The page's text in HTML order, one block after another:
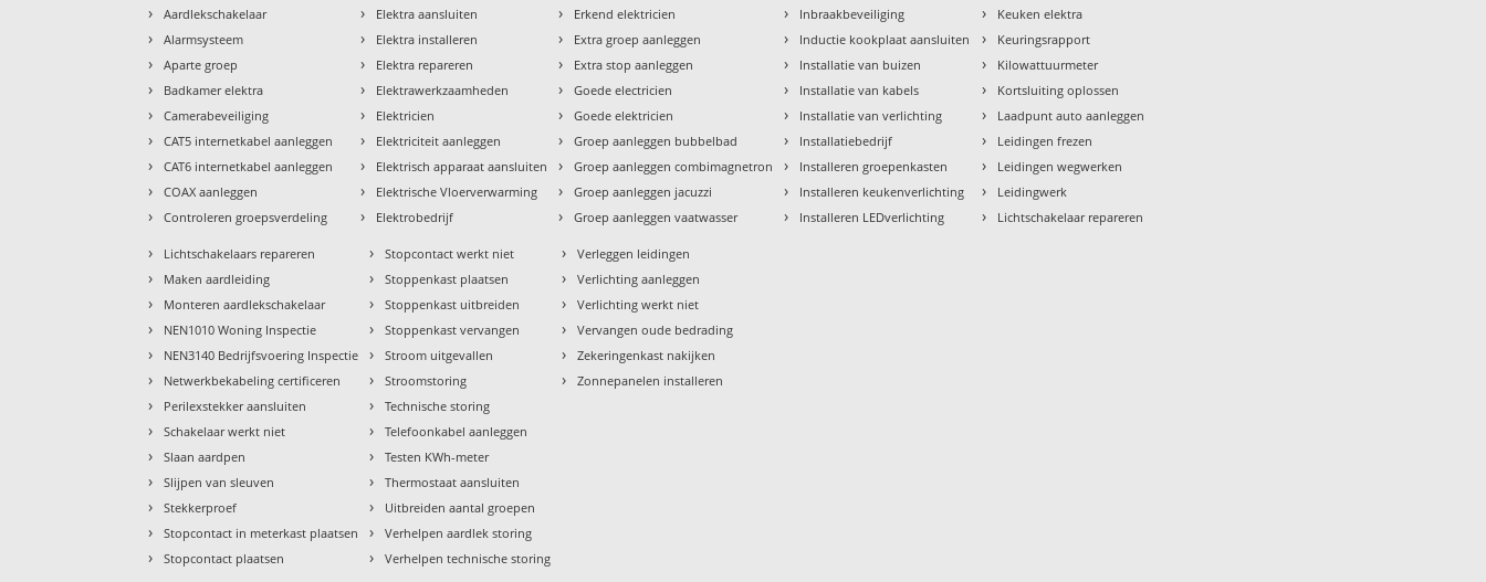
› Aardlekschakelaar
› Alarmsysteem
› Aparte groep
› Badkamer elektra
› Camerabeveiliging
› CAT5 internetkabel aanleggen
› CAT6 internetkabel aanleggen
› COAX aanleggen
› Controleren groepsverdeling
› Elektra aansluiten
› Elektra installeren
› Elektra repareren
› Elektrawerkzaamheden
› Elektricien
› Elektriciteit aanleggen
› Elektrisch apparaat aansluiten
› Elektrische Vloerverwarming
› Elektrobedrijf
› Erkend elektricien
› Extra groep aanleggen
› Extra stop aanleggen
› Goede electricien
› Goede elektricien
› Groep aanleggen bubbelbad
› Groep aanleggen combimagnetron
› Groep aanleggen jacuzzi
› Groep aanleggen vaatwasser
› Inbraakbeveiliging
› Inductie kookplaat aansluiten
› Installatie van buizen
› Installatie van kabels
› Installatie van verlichting
› Installatiebedrijf
› Installeren groepenkasten
› Installeren keukenverlichting
› Installeren LEDverlichting
› Keuken elektra
› Keuringsrapport
› Kilowattuurmeter
› Kortsluiting oplossen
› Laadpunt auto aanleggen
› Leidingen frezen
› Leidingen wegwerken
› Leidingwerk
› Lichtschakelaar repareren
› Lichtschakelaars repareren
› Maken aardleiding
› Monteren aardlekschakelaar
› NEN1010 Woning Inspectie
› NEN3140 Bedrijfsvoering Inspectie
› Netwerkbekabeling certificeren
› Perilexstekker aansluiten
› Schakelaar werkt niet
› Slaan aardpen
› Slijpen van sleuven
› Stekkerproef
› Stopcontact in meterkast plaatsen
› Stopcontact plaatsen
› Stopcontact werkt niet
› Stoppenkast plaatsen
› Stoppenkast uitbreiden
› Stoppenkast vervangen
› Stroom uitgevallen
› Stroomstoring
› Technische storing
› Telefoonkabel aanleggen
› Testen KWh-meter
› Thermostaat aansluiten
› Uitbreiden aantal groepen
› Verhelpen aardlek storing
› Verhelpen technische storing
› Verleggen leidingen
› Verlichting aanleggen
› Verlichting werkt niet
› Vervangen oude bedrading
› Zekeringenkast nakijken
› Zonnepanelen installeren